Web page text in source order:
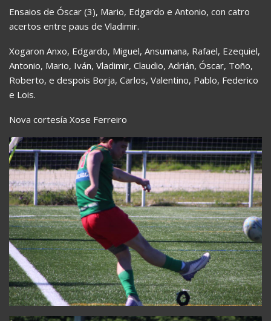
Ensaios de Óscar (3), Mario, Edgardo e Antonio, con catro
acertos entre paus de Vladimir.
Xogaron Anxo, Edgardo, Miguel, Ansumana, Rafael, Ezequiel,
Antonio, Mario, Iván, Vladimir, Claudio, Adrián, Óscar, Toño,
Roberto, e despois Borja, Carlos, Valentino, Pablo, Federico
e Lois.
Nova cortesía Xose Ferreiro